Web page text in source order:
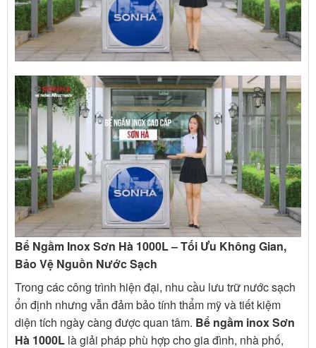
Bể Ngầm Inox Sơn Hà 1000L – Tối Ưu Không Gian,
Bảo Vệ Nguồn Nước Sạch
Trong các công trình hiện đại, nhu cầu lưu trữ nước sạch
ổn định nhưng vẫn đảm bảo tính thẩm mỹ và tiết kiệm
diện tích ngày càng được quan tâm. Bể ngầm inox Sơn
Hà 1000L là giải pháp phù hợp cho gia đình, nhà phố,